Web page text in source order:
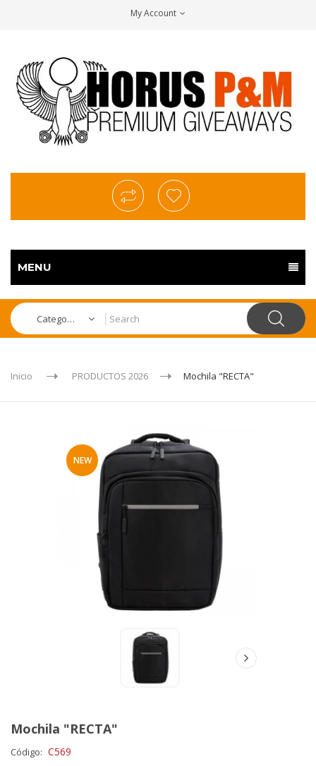
My Account
MENU
Categories
Inicio PRODUCTOS 2026 Mochila "RECTA"
NEW
Mochila "RECTA"
Código: C569